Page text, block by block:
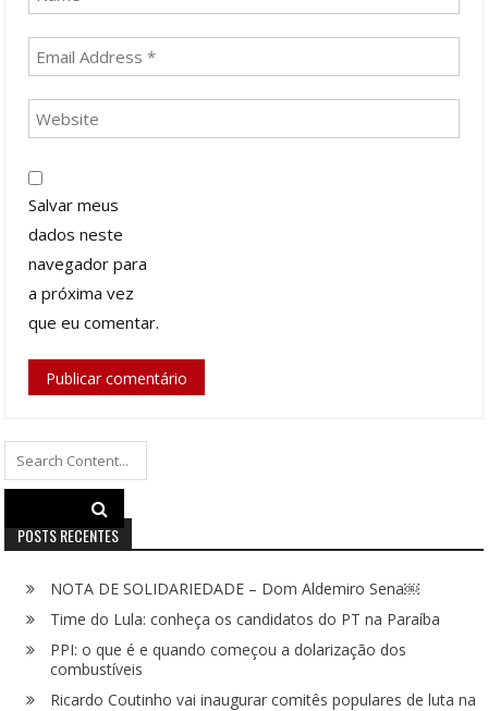
Salvar meus
dados neste
navegador para
a próxima vez
que eu comentar.
Search
for:
POSTS RECENTES
NOTA DE SOLIDARIEDADE – Dom Aldemiro Sena￼
Time do Lula: conheça os candidatos do PT na Paraíba
PPI: o que é e quando começou a dolarização dos
combustíveis
Ricardo Coutinho vai inaugurar comitês populares de luta na